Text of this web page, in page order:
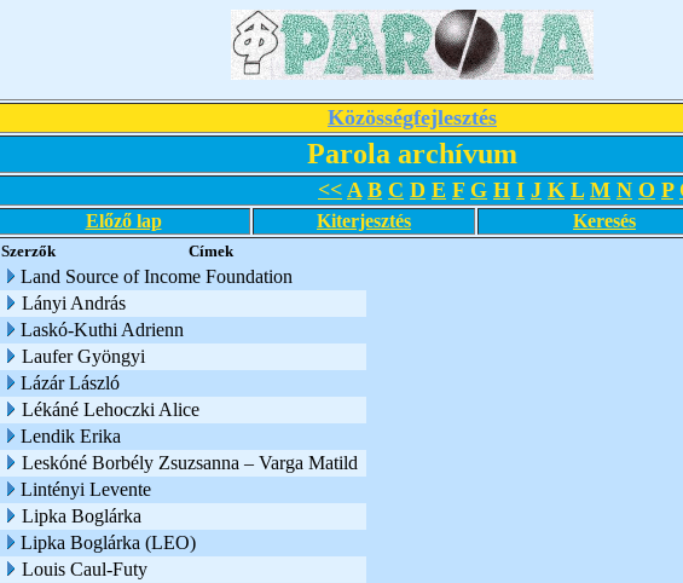
Közösségfejlesztés
Parola archívum
<< A B C D E F G H I J K L M N O P
Előző lap Kiterjesztés Keresés
Szerzők Címek
Land Source of Income Foundation
Lányi András
Laskó-Kuthi Adrienn
Laufer Gyöngyi
Lázár László
Lékáné Lehoczki Alice
Lendik Erika
Leskóné Borbély Zsuzsanna – Varga Matild
Lintényi Levente
Lipka Boglárka
Lipka Boglárka (LEO)
Louis Caul-Futy